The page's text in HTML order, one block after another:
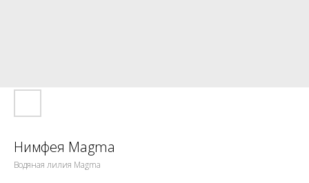
Нимфея Magma
Водяная лилия Magma